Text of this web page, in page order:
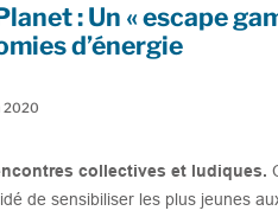
: Un « escape
d’énergie
2020
collectives et ludiques.
de sensibiliser les plus jeunes